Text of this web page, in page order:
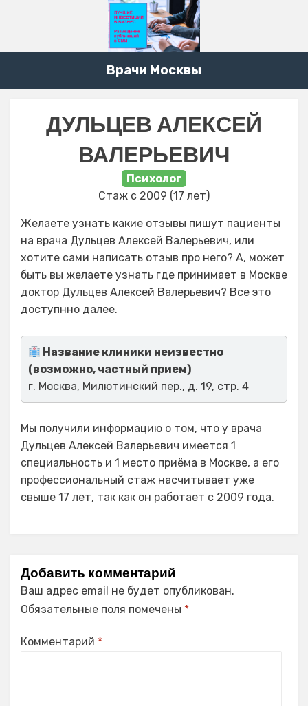
Врачи Москвы
ДУЛЬЦЕВ АЛЕКСЕЙ
ВАЛЕРЬЕВИЧ
Психолог
Стаж с 2009 (17 лет)
Желаете узнать какие отзывы пишут пациенты
на врача Дульцев Алексей Валерьевич, или
хотите сами написать отзыв про него? А, может
быть вы желаете узнать где принимает в Москве
доктор Дульцев Алексей Валерьевич? Все это
доступнно далее.
Название клиники неизвестно
(возможно, частный прием)
г. Москва, Милютинский пер., д. 19, стр. 4
Мы получили информацию о том, что у врача
Дульцев Алексей Валерьевич имеется 1
специальность и 1 место приёма в Москве, а его
профессиональный стаж насчитывает уже
свыше 17 лет, так как он работает с 2009 года.
Добавить комментарий
Ваш адрес email не будет опубликован.
Обязательные поля помечены *
Комментарий *